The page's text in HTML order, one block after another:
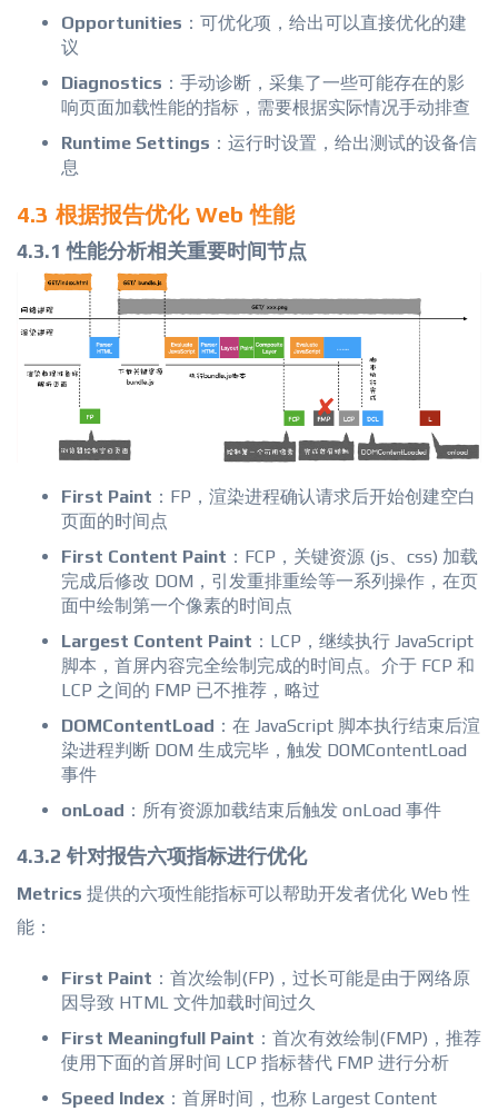
Opportunities ：可优化项，给出可以直接优化的建
议
Diagnostics ：手动诊断，采集了一些可能存在的影
响页面加载性能的指标，需要根据实际情况手动排查
Runtime Settings ：运行时设置，给出测试的设备信
息
4.3 根据报告优化 Web 性能
4.3.1 性能分析相关重要时间节点
First Paint ：FP，渲染进程确认请求后开始创建空白
页面的时间点
First Content Paint ：FCP，关键资源 (js、css) 加载
完成后修改 DOM，引发重排重绘等一系列操作，在页
面中绘制第一个像素的时间点
Largest Content Paint ：LCP，继续执行 JavaScript
脚本，首屏内容完全绘制完成的时间点。介于 FCP 和
LCP 之间的 FMP 已不推荐，略过
DOMContentLoad ：在 JavaScript 脚本执行结束后渲
染进程判断 DOM 生成完毕，触发 DOMContentLoad
事件
onLoad ：所有资源加载结束后触发 onLoad 事件
4.3.2 针对报告六项指标进行优化
Metrics 提供的六项性能指标可以帮助开发者优化 Web 性
能：
First Paint ：首次绘制(FP)，过长可能是由于网络原
因导致 HTML 文件加载时间过久
First Meaningfull Paint ：首次有效绘制(FMP)，推荐
使用下面的首屏时间 LCP 指标替代 FMP 进行分析
Speed Index ：首屏时间，也称 Largest Content